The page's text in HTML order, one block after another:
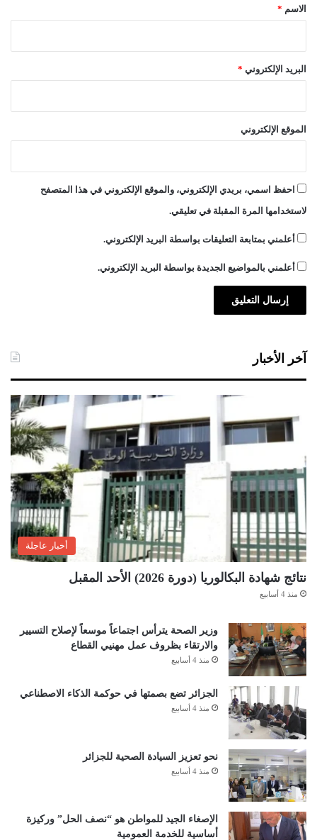
*الاسم *
البريد الإلكتروني *
الموقع الإلكتروني
احفظ اسمي، بريدي الإلكتروني، والموقع الإلكتروني في هذا المتصفح
لاستخدامها المرة المقبلة في تعليقي.
أعلمني بمتابعة التعليقات بواسطة البريد الإلكتروني.
أعلمني بالمواضيع الجديدة بواسطة البريد الإلكتروني.
آخر الأخبار
أخبار عاجلة
نتائج شهادة البكالوريا (دورة 2026) الأحد المقبل
منذ 4 أسابيع
وزير الصحة يترأس اجتماعاً موسعاً لإصلاح التسيير
والارتقاء بظروف عمل مهنيي القطاع
منذ 4 أسابيع
الجزائر تضع بصمتها في حوكمة الذكاء الاصطناعي
منذ 4 أسابيع
نحو تعزيز السيادة الصحية للجزائر
منذ 4 أسابيع
الإصغاء الجيد للمواطن هو “نصف الحل” وركيزة
أساسية للخدمة العمومية